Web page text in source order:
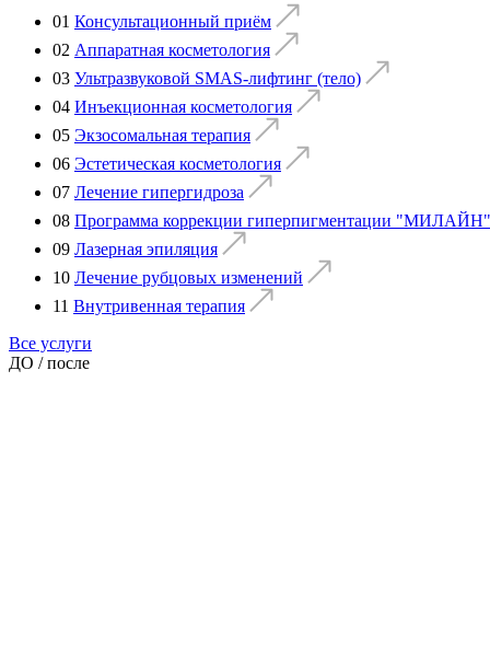
01 Консультационный приём
02 Аппаратная косметология
03 Ультразвуковой SMAS-лифтинг (тело)
04 Инъекционная косметология
05 Экзосомальная терапия
06 Эстетическая косметология
07 Лечение гипергидроза
08 Программа коррекции гиперпигментации
09 Лазерная эпиляция
10 Лечение рубцовых изменений
11 Внутривенная терапия
Все услуги
ДО / после